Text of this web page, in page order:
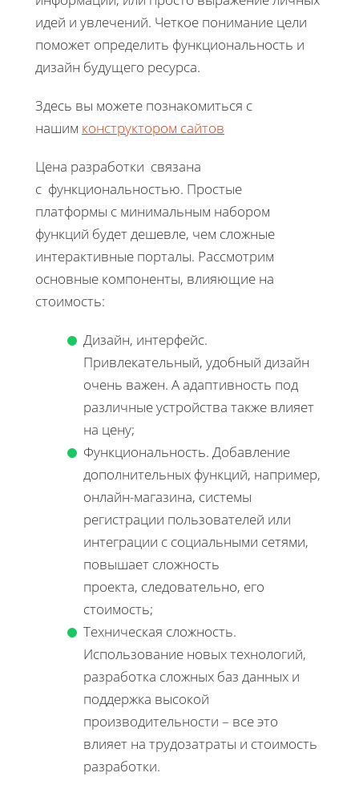
идей и увлечений. Четкое понимание цели
поможет определить функциональность и
дизайн будущего ресурса.
Здесь вы можете познакомиться с
нашим конструктором сайтов
Цена разработки связана
с функциональностью. Простые
платформы с минимальным набором
функций будет дешевле, чем сложные
интерактивные порталы. Рассмотрим
основные компоненты, влияющие на
стоимость:
Дизайн, интерфейс.
Привлекательный, удобный дизайн
очень важен. А адаптивность под
различные устройства также влияет
на цену;
Функциональность. Добавление
дополнительных функций, например,
онлайн-магазина, системы
регистрации пользователей или
интеграции с социальными сетями,
повышает сложность
проекта, следовательно, его
стоимость;
Техническая сложность.
Использование новых технологий,
разработка сложных баз данных и
поддержка высокой
производительности – все это
влияет на трудозатраты и стоимость
разработки.